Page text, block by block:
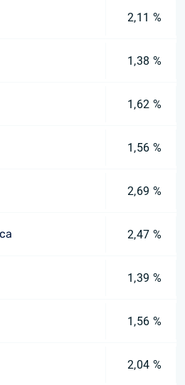
2,11 %
1,38 %
1,62 %
1,56 %
2,69 %
2,47 %
1,39 %
1,56 %
2,04 %